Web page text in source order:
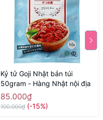
Kỷ tử Goji Nhật bản túi
50gram - Hàng Nhật nội địa
85.000₫
100.000₫ (-15%)